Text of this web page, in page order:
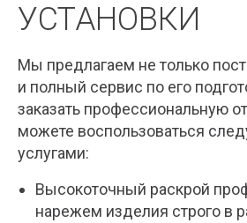
УСТАНОВКИ
Мы предлагаем не только
и полный сервис по его
заказать профессиональную
можете воспользоваться
услугами:
Высокоточный раскрой
нарежем изделия строго в